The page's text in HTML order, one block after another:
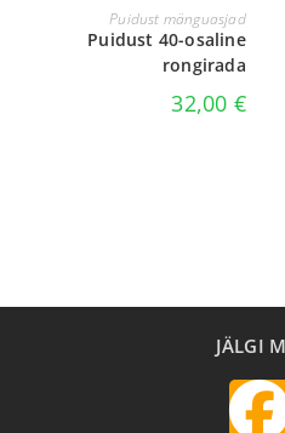
LISA KORVI
Puidust mänguasjad
Puidust 40-osaline
rongirada
32,00 €
JÄLGI